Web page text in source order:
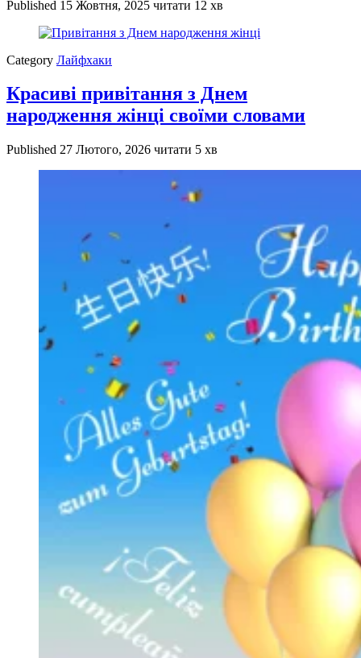
Published 15 Жовтня, 2025 читати 12 хв
Category Лайфхаки
Красиві привітання з Днем
народження жінці своїми словами
Published 27 Лютого, 2026 читати 5 хв